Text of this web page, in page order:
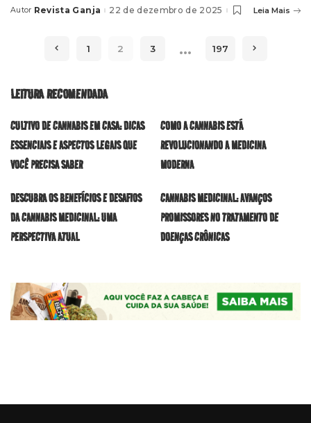
Posted
Autor Revista Ganja 22 de dezembro de 2025 Leia Mais
1 2 3 … 197
LEITURA RECOMENDADA
CULTIVO DE CANNABIS EM CASA: DICAS
ESSENCIAIS E ASPECTOS LEGAIS QUE
VOCÊ PRECISA SABER
COMO A CANNABIS ESTÁ
REVOLUCIONANDO A MEDICINA
MODERNA
DESCUBRA OS BENEFÍCIOS E DESAFIOS
DA CANNABIS MEDICINAL: UMA
PERSPECTIVA ATUAL
CANNABIS MEDICINAL: AVANÇOS
PROMISSORES NO TRATAMENTO DE
DOENÇAS CRÔNICAS